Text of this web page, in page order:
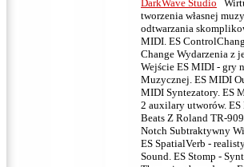
DarkWave Studio
tworzenia własnej
odtwarzania
MIDI. ES
Change Wydarzenia z
Wejście ES MIDI - gry
Muzycznej. ES MIDI
MIDI Syntezatory. ES
2 auxilary utworów. ES
Beats Z Roland TR-
Notch Subtraktywny
ES SpatialVerb -
Sound. ES Stomp -